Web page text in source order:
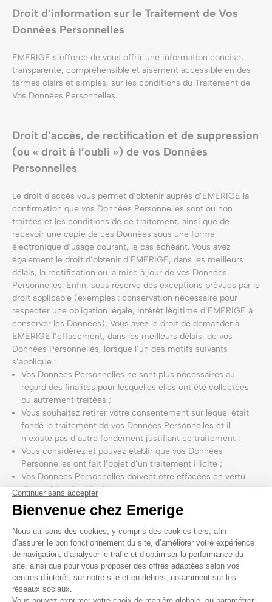
Droit d’information sur le Traitement de Vos
Données Personnelles
EMERIGE s’efforce de vous offrir une information concise,
transparente, compréhensible et aisément accessible en des
termes clairs et simples, sur les conditions du Traitement de
Vos Données Personnelles.
Droit d’accès, de rectification et de suppression
(ou « droit à l’oubli ») de vos Données
Personnelles
Le droit d’accès vous permet d’obtenir auprès d’EMERIGE la
confirmation que vos Données Personnelles sont ou non
traitées et les conditions de ce traitement, ainsi que de
recevoir une copie de ces Données sous une forme
électronique d’usage courant, le cas échéant. Vous avez
également le droit d’obtenir d’EMERIGE, dans les meilleurs
délais, la rectification ou la mise à jour de vos Données
Personnelles. Enfin, sous réserve des exceptions prévues par le
droit applicable (exemples : conservation nécessaire pour
respecter une obligation légale, intérêt légitime d’EMERIGE à
conserver les Données), Vous avez le droit de demander à
EMERIGE l’effacement, dans les meilleurs délais, de vos
Données Personnelles, lorsque l’un des motifs suivants
s’applique :
Vos Données Personnelles ne sont plus nécessaires au
regard des finalités pour lesquelles elles ont été collectées
ou autrement traitées ;
Vous souhaitez retirer votre consentement sur lequel était
fondé le traitement de vos Données Personnelles et il
n’existe pas d’autre fondement justifiant ce traitement ;
Vous considérez et pouvez établir que vos Données
Personnelles ont fait l’objet d’un traitement illicite ;
Vos Données Personnelles doivent être effacées en vertu
d’une obligation légale.
Droit à la limitation du traitement de vos
Données Personnelles
La réglementation applicable prévoit que ce droit à la limitation
du traitement de Vos Données Personnelles peut être invoqué
dans certains cas, notamment :